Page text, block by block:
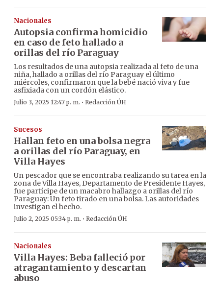
Nacionales
Autopsia confirma homicidio
en caso de feto hallado a
orillas del río Paraguay
Los resultados de una autopsia realizada al feto de una
niña, hallado a orillas del río Paraguay el último
miércoles, confirmaron que la bebé nació viva y fue
asfixiada con un cordón elástico.
Julio 3, 2025 12:47 p. m. · Redacción ÚH
Sucesos
Hallan feto en una bolsa negra
a orillas del río Paraguay, en
Villa Hayes
Un pescador que se encontraba realizando su tarea en la
zona de Villa Hayes, Departamento de Presidente Hayes,
fue partícipe de un macabro hallazgo a orillas del río
Paraguay: Un feto tirado en una bolsa. Las autoridades
investigan el hecho.
Julio 2, 2025 05:34 p. m. · Redacción ÚH
Nacionales
Villa Hayes: Beba falleció por
atragantamiento y descartan
abuso